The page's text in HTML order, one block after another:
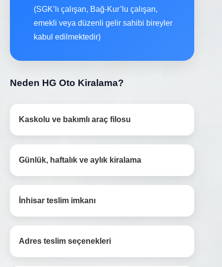
(SGK’lı çalışan, Bağ-Kur’lu çalışan,
emekli veya düzenli gelir sahibi bireyler
kabul edilmektedir)
Neden HG Oto Kiralama?
Kaskolu ve bakımlı araç filosu
Günlük, haftalık ve aylık kiralama
İnhisar teslim imkanı
Adres teslim seçenekleri